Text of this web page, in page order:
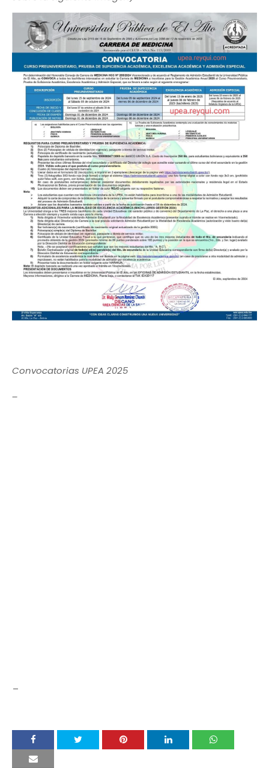
Convocatorias UPEA 2025